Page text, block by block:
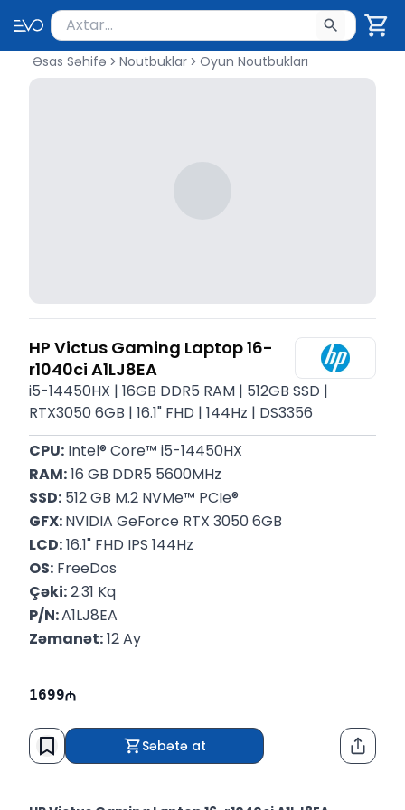
Məhsul axtar
Axtarış üçün ən azı 2 simvol yazın. Göndərmək
Əsas Səhifə Noutbuklar Oyun Noutbukları
HP Victus Gaming Laptop 16-
r1040ci A1LJ8EA
i5-14450HX | 16GB DDR5 RAM | 512GB SSD |
RTX3050 6GB | 16.1" FHD | 144Hz | DS3356
CPU: Intel® Core™ i5-14450HX
RAM: 16 GB DDR5 5600MHz
SSD: 512 GB M.2 NVMe™ PCIe®
GFX: NVIDIA GeForce RTX 3050 6GB
LCD: 16.1" FHD IPS 144Hz
OS: FreeDos
Çəki: 2.31 Kq
P/N: A1LJ8EA
Zəmanət: 12 Ay
1699
Səbətə at